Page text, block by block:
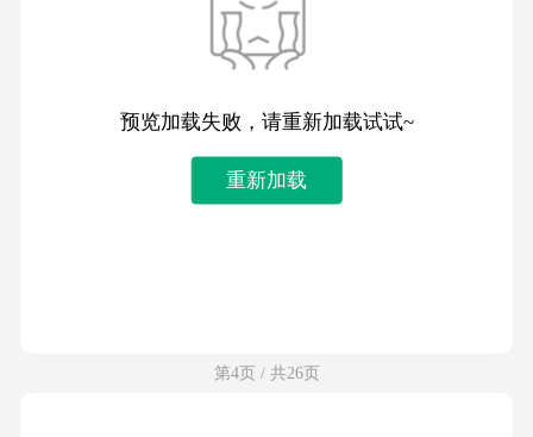
预览加载失败，请重新加载试试~
重新加载
第4页 / 共26页